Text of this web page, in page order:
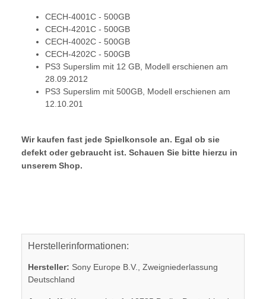
CECH-4001C - 500GB
CECH-4201C - 500GB
CECH-4002C - 500GB
CECH-4202C - 500GB
PS3 Superslim mit 12 GB, Modell erschienen am
28.09.2012
PS3 Superslim mit 500GB, Modell erschienen am
12.10.201
Wir kaufen fast jede Spielkonsole an. Egal ob sie
defekt oder gebraucht ist. Schauen Sie bitte hierzu in
unserem Shop.
Herstellerinformationen:
Hersteller: Sony Europe B.V., Zweigniederlassung
Deutschland